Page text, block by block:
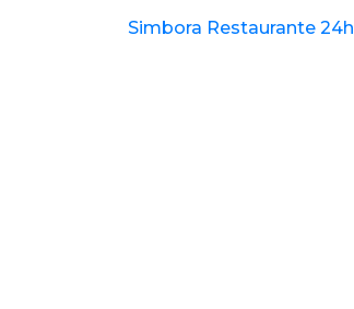
Simbora Restaurante 24h